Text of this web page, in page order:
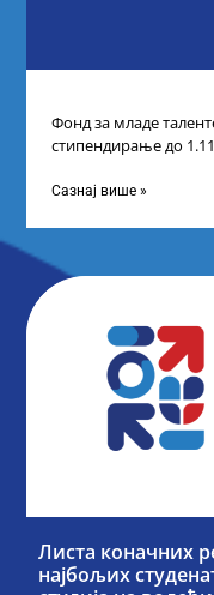
Фонд за младе
стипендирање до
године основних и
Сазнај више »
Листа коначних
најбољих